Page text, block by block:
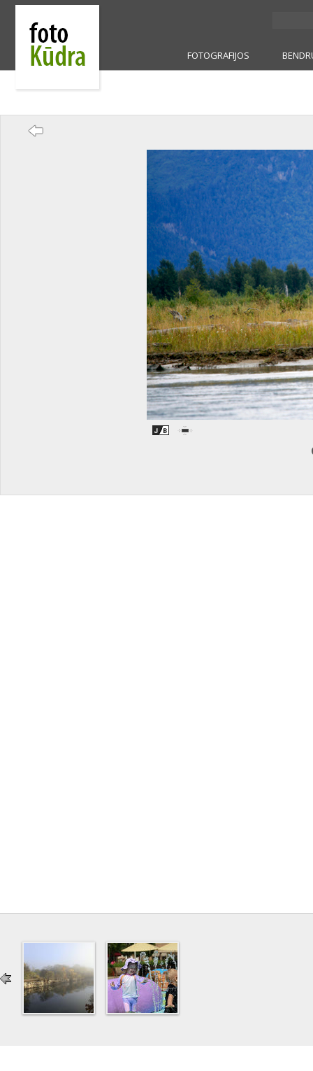
FOTOGRAFIJOS